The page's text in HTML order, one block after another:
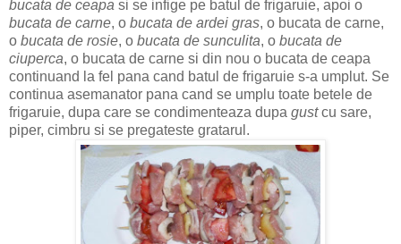
bucata de ceapa si se infige pe batul de frigaruie, apoi o
bucata de carne, o bucata de ardei gras, o bucata de carne,
o bucata de rosie, o bucata de sunculita, o bucata de
ciuperca, o bucata de carne si din nou o bucata de ceapa
continuand la fel pana cand batul de frigaruie s-a umplut. Se
continua asemanator pana cand se umplu toate betele de
frigaruie, dupa care se condimenteaza dupa gustcu sare,
piper, cimbru si se pregateste gratarul.